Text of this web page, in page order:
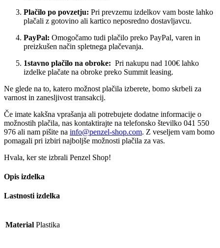
Plačilo po povzetju: Pri prevzemu izdelkov vam boste lahko
plačali z gotovino ali kartico neposredno dostavljavcu.
PayPal: Omogočamo tudi plačilo preko PayPal, varen in
preizkušen način spletnega plačevanja.
1stavno plačilo na obroke: Pri nakupu nad 100€ lahko
izdelke plačate na obroke preko Summit leasing.
Ne glede na to, katero možnost plačila izberete, bomo skrbeli za
varnost in zanesljivost transakcij.
Če imate kakšna vprašanja ali potrebujete dodatne informacije o
možnostih plačila, nas kontaktirajte na telefonsko številko 041 550
976 ali nam pišite na info@penzel-shop.com. Z veseljem vam bomo
pomagali pri izbiri najboljše možnosti plačila za vas.
Hvala, ker ste izbrali Penzel Shop!
Opis izdelka
Lastnosti izdelka
Material Plastika